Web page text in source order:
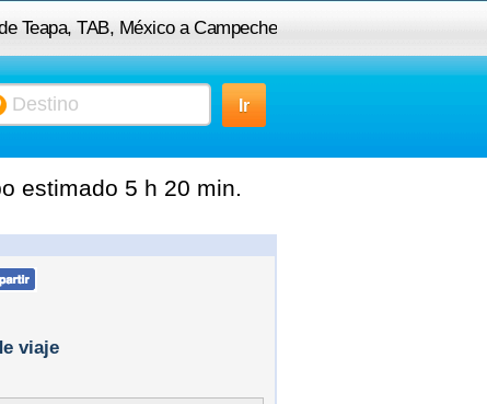
Teapa, TAB, México a Campeche
estimado 5 h 20 min.
viaje